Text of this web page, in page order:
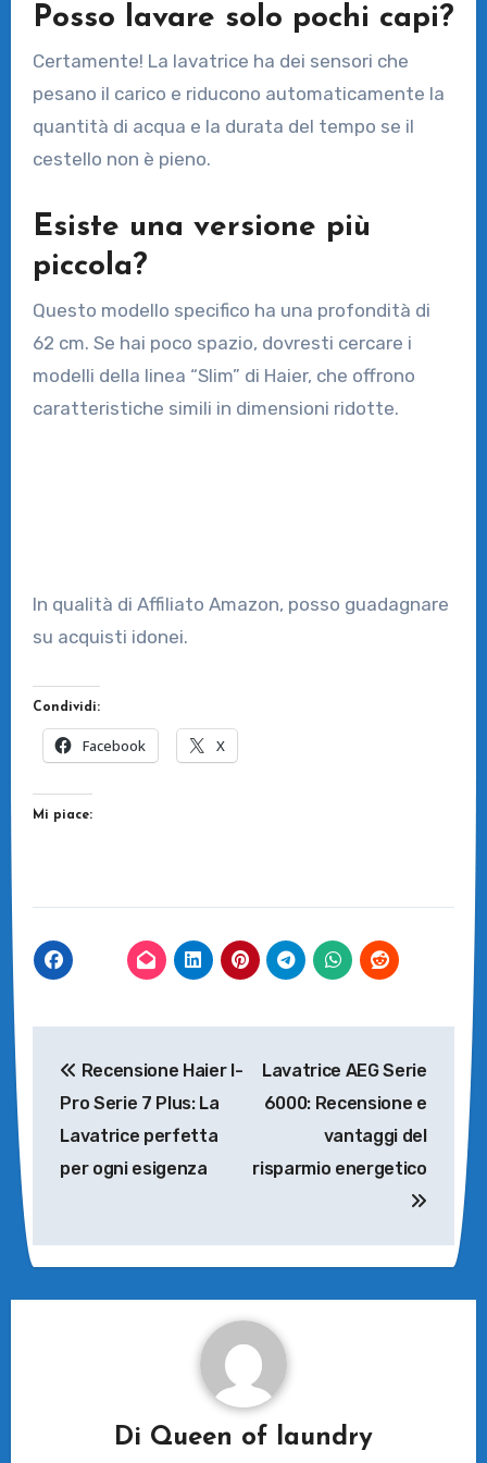
Posso lavare solo pochi capi?
Certamente! La lavatrice ha dei sensori che
pesano il carico e riducono automaticamente la
quantità di acqua e la durata del tempo se il
cestello non è pieno.
Esiste una versione più
piccola?
Questo modello specifico ha una profondità di
62 cm. Se hai poco spazio, dovresti cercare i
modelli della linea “Slim” di Haier, che offrono
caratteristiche simili in dimensioni ridotte.
In qualità di Affiliato Amazon, posso guadagnare
su acquisti idonei.
Condividi:
Facebook X
Mi piace:
articoli
Recensione Haier I-
Pro Serie 7 Plus: La
Lavatrice perfetta
per ogni esigenza
Lavatrice AEG Serie
6000: Recensione e
vantaggi del
risparmio energetico
Di Queen of laundry